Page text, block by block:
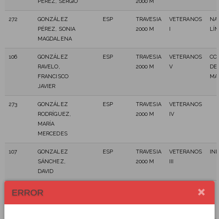
PÉREZ, SERGIO 2000 M
272
GONZÁLEZ
PÉREZ, SONIA
MAGDALENA
ESP
TRAVESIA
2000 M
VETERANOS
106
GONZÁLEZ
RAVELO,
FRANCISCO
JAVIER
ESP
TRAVESIA
2000 M
VETERANOS
V
273
GONZÁLEZ
RODRÍGUEZ,
MARÍA
MERCEDES
ESP
TRAVESIA
2000 M
VETERANOS
IV
107
GONZALEZ
SÁNCHEZ,
DAVID
ESP
TRAVESIA
2000 M
VETERANOS
108
GONZALEZ-
VETERANOS
ERROR